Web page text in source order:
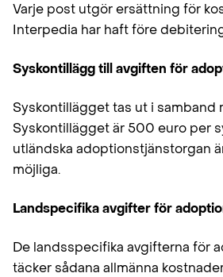
Varje post utgör ersättning för
Interpedia har haft före
Syskontillägg till avgiften för
Syskontillägget tas ut i samband
Syskontillägget är 500 euro per
utländska adoptionstjänstorgan
möjliga.
Landspecifika avgifter för
De landsspecifika avgifterna för
täcker sådana allmänna